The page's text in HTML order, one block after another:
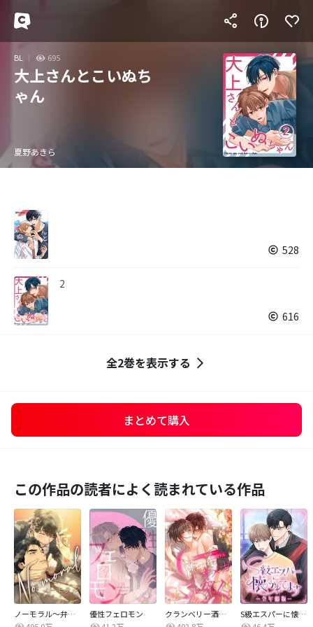
BL 695
大上さんとこいぬち
ゃん
夏野あきら
528
2
616
全2巻を表示する
まとめて購入
この作品の読者によく読まれている作品
ノーモラル～弁護士の掟～
優性フェロモン
クランベリー酒の芳りに惑わされる御曹司はオメガに突く
S級エスパーに懐かれてます【全年齢版】